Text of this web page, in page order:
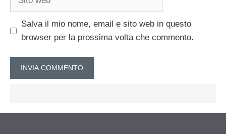
Salva il mio nome, email e sito web in questo
browser per la prossima volta che commento.